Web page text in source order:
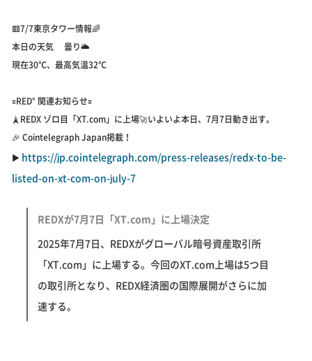
🟥7/7東京タワー情報🌈
本日の天気 曇り🌥️
現在30℃、最高気温32℃
🟰RED° 関連お知らせ🟰
🗼REDX ゾロ目「XT.com」に上場🚀いよいよ本日、7月7日動き出す。
🎉 Cointelegraph Japan掲載！
▶️ https://jp.cointelegraph.com/press-releases/redx-to-be-
listed-on-xt-com-on-july-7
REDXが7月7日「XT.com」に上場決定
2025年7月7日、REDXがグローバル暗号資産取引所
「XT.com」に上場する。今回のXT.com上場は5つ目
の取引所となり、REDX経済圏の国際展開がさらに加
速する。